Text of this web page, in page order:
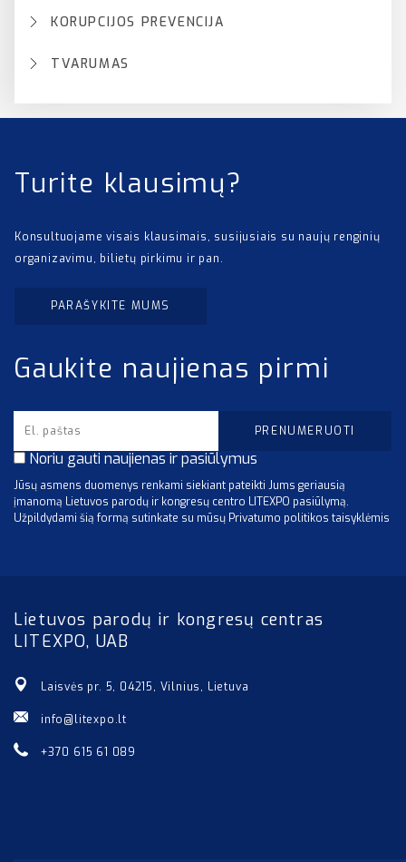
KORUPCIJOS PREVENCIJA
TVARUMAS
Turite klausimų?
Konsultuojame visais klausimais, susijusiais su naujų renginių
organizavimu, bilietų pirkimu ir pan.
PARAŠYKITE MUMS
Gaukite naujienas pirmi
Noriu gauti naujienas ir pasiūlymus
Jūsų asmens duomenys renkami siekiant pateikti Jums geriausią
įmanomą Lietuvos parodų ir kongresų centro LITEXPO pasiūlymą.
Užpildydami šią formą sutinkate su mūsų Privatumo politikos taisyklėmis
Lietuvos parodų ir kongresų centras
LITEXPO, UAB
Laisvės pr. 5, 04215, Vilnius, Lietuva
info@litexpo.lt
+370 615 61 089